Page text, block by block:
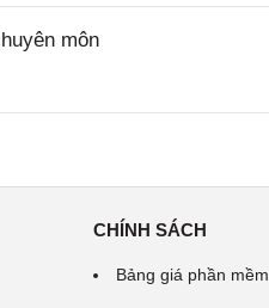
môn
CHÍNH SÁCH
Bảng giá phần mềm